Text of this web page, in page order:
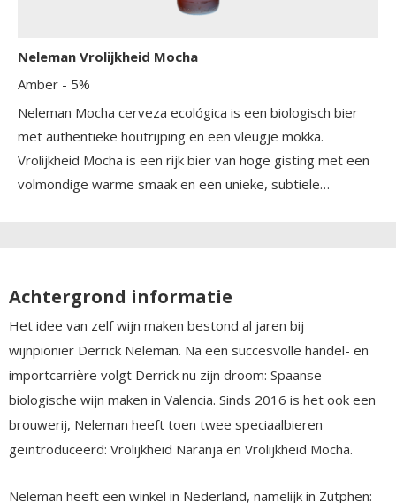
Neleman Vrolijkheid Mocha
Amber - 5%
Neleman Mocha cerveza ecológica is een biologisch bier
met authentieke houtrijping en een vleugje mokka.
Vrolijkheid Mocha is een rijk bier van hoge gisting met een
volmondige warme smaak en een unieke, subtiele
Achtergrond informatie
Het idee van zelf wijn maken bestond al jaren bij
wijnpionier Derrick Neleman. Na een succesvolle handel- en
importcarrière volgt Derrick nu zijn droom: Spaanse
biologische wijn maken in Valencia. Sinds 2016 is het ook een
brouwerij, Neleman heeft toen twee speciaalbieren
geïntroduceerd: Vrolijkheid Naranja en Vrolijkheid Mocha.
Neleman heeft een winkel in Nederland, namelijk in Zutphen: